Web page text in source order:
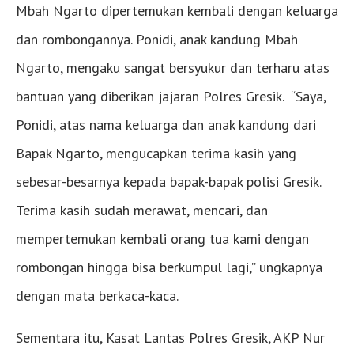
Mbah Ngarto dipertemukan kembali dengan keluarga
dan rombongannya. Ponidi, anak kandung Mbah
Ngarto, mengaku sangat bersyukur dan terharu atas
bantuan yang diberikan jajaran Polres Gresik. “Saya,
Ponidi, atas nama keluarga dan anak kandung dari
Bapak Ngarto, mengucapkan terima kasih yang
sebesar-besarnya kepada bapak-bapak polisi Gresik.
Terima kasih sudah merawat, mencari, dan
mempertemukan kembali orang tua kami dengan
rombongan hingga bisa berkumpul lagi,” ungkapnya
dengan mata berkaca-kaca.
Sementara itu, Kasat Lantas Polres Gresik, AKP Nur